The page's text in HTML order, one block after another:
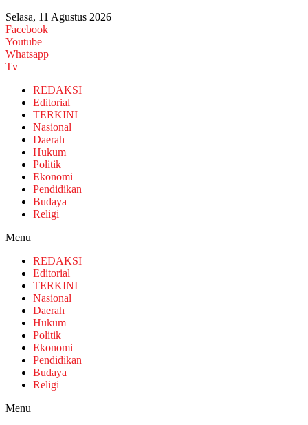
Selasa, 11 Agustus 2026
Facebook
Youtube
Whatsapp
Tv
REDAKSI
Editorial
TERKINI
Nasional
Daerah
Hukum
Politik
Ekonomi
Pendidikan
Budaya
Religi
Menu
REDAKSI
Editorial
TERKINI
Nasional
Daerah
Hukum
Politik
Ekonomi
Pendidikan
Budaya
Religi
Menu